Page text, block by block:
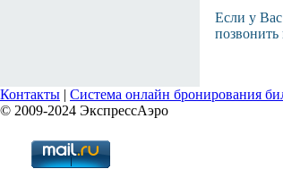
Если у
Контакты | Система онлайн бронирования
© 2009-2024 ЭкспрессАэро